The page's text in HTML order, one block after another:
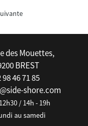
des Mouettes,
BREST
98 46 71 85
shore.com
/ 14h - 19h
au samedi